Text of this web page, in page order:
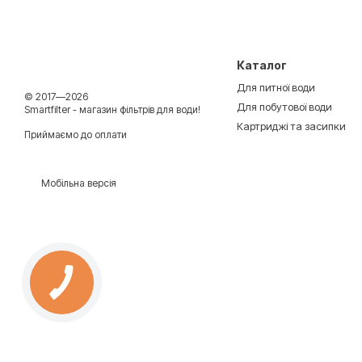
© 2017—2026
Smartfilter - магазин фільтрів для води!
Приймаємо до оплати
Мобільна версія
Каталог
Для питної води
Для побутової води
Картриджі та засипки